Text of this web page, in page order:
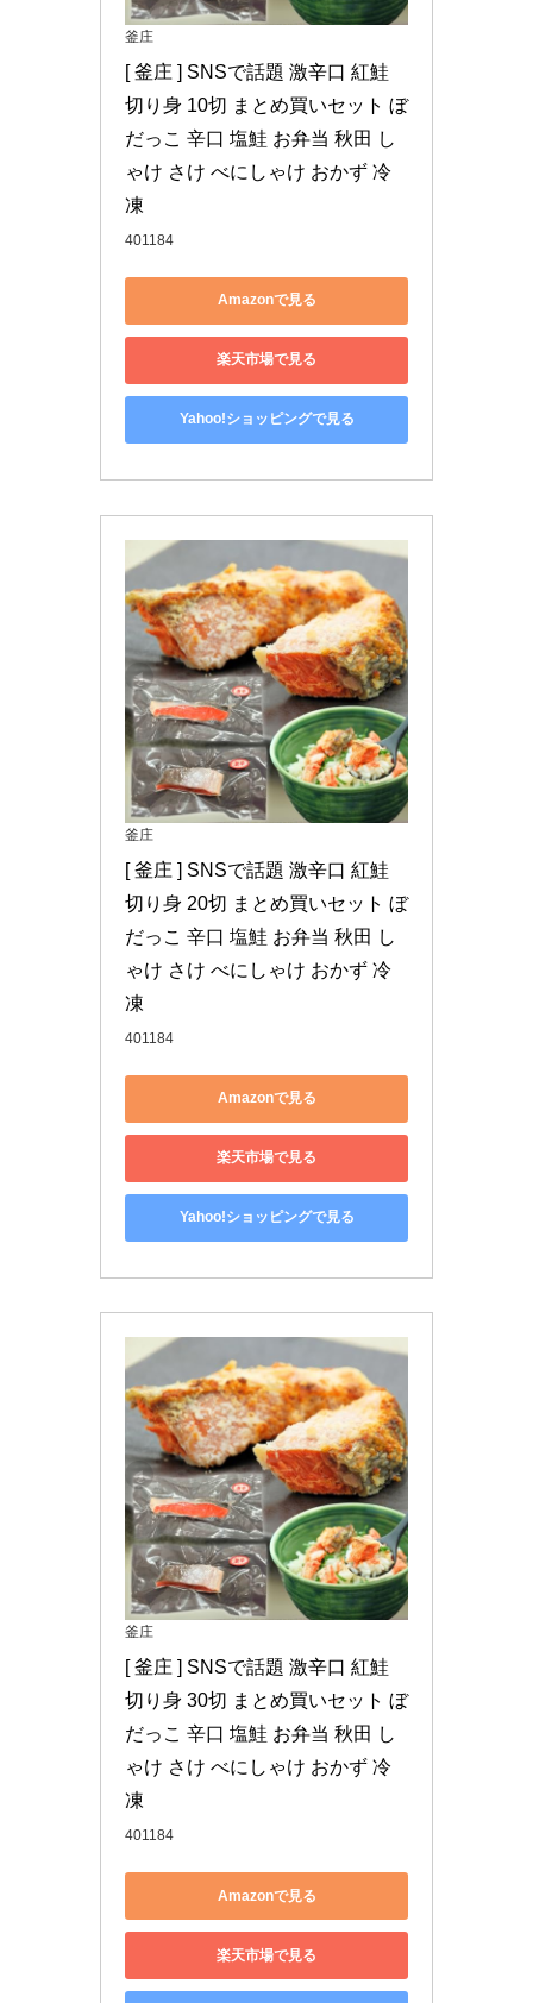
釜庄
[ 釜庄 ] SNSで話題 激辛口 紅鮭
切り身 10切 まとめ買いセット ぼ
だっこ 辛口 塩鮭 お弁当 秋田 し
ゃけ さけ べにしゃけ おかず 冷
凍
401184
Amazonで見る
楽天市場で見る
Yahoo!ショッピングで見る
釜庄
[ 釜庄 ] SNSで話題 激辛口 紅鮭
切り身 20切 まとめ買いセット ぼ
だっこ 辛口 塩鮭 お弁当 秋田 し
ゃけ さけ べにしゃけ おかず 冷
凍
401184
Amazonで見る
楽天市場で見る
Yahoo!ショッピングで見る
釜庄
[ 釜庄 ] SNSで話題 激辛口 紅鮭
切り身 30切 まとめ買いセット ぼ
だっこ 辛口 塩鮭 お弁当 秋田 し
ゃけ さけ べにしゃけ おかず 冷
凍
401184
Amazonで見る
楽天市場で見る